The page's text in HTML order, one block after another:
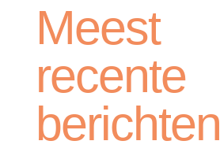
Meest
recente
berichten